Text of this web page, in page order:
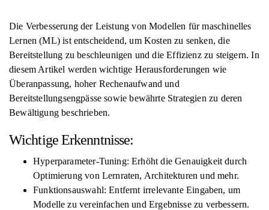
Die Verbesserung der Leistung von Modellen für maschinelles
Lernen (ML) ist entscheidend, um Kosten zu senken, die
Bereitstellung zu beschleunigen und die Effizienz zu steigern. In
diesem Artikel werden wichtige Herausforderungen wie
Überanpassung, hoher Rechenaufwand und
Bereitstellungsengpässe sowie bewährte Strategien zu deren
Bewältigung beschrieben.
Wichtige Erkenntnisse:
Hyperparameter-Tuning: Erhöht die Genauigkeit durch
Optimierung von Lernraten, Architekturen und mehr.
Funktionsauswahl: Entfernt irrelevante Eingaben, um
Modelle zu vereinfachen und Ergebnisse zu verbessern.